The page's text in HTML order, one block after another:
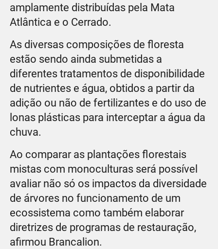
amplamente distribuídas pela Mata
Atlântica e o Cerrado.
As diversas composições de floresta
estão sendo ainda submetidas a
diferentes tratamentos de disponibilidade
de nutrientes e água, obtidos a partir da
adição ou não de fertilizantes e do uso de
lonas plásticas para interceptar a água da
chuva.
Ao comparar as plantações florestais
mistas com monoculturas será possível
avaliar não só os impactos da diversidade
de árvores no funcionamento de um
ecossistema como também elaborar
diretrizes de programas de restauração,
afirmou Brancalion.